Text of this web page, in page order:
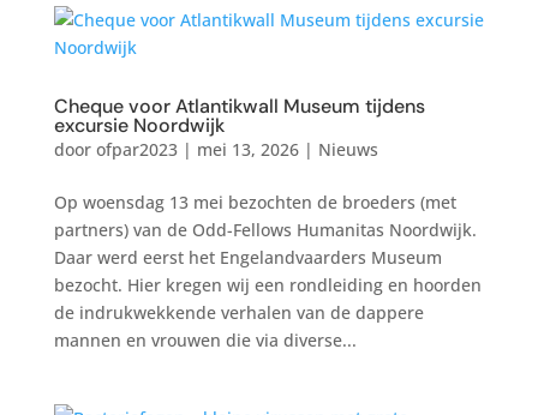
Cheque voor Atlantikwall Museum tijdens
excursie Noordwijk
door ofpar2023| mei 13, 2026| Nieuws
Op woensdag 13 mei bezochten de broeders (met
partners) van de Odd-Fellows Humanitas Noordwijk.
Daar werd eerst het Engelandvaarders Museum
bezocht. Hier kregen wij een rondleiding en hoorden
de indrukwekkende verhalen van de dappere
mannen en vrouwen die via diverse...